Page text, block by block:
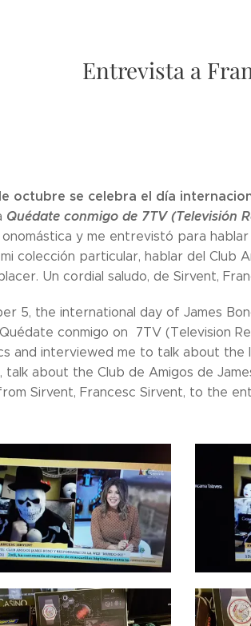
Entrevista a
octubre se celebra el día
Quédate conmigo de 7TV (Televisión
y me entrevistó para
colección particular, hablar del Club
Un cordial saludo, de Sirvent,
5, the international day of James
conmigo on 7TV (Television
and interviewed me to talk about
talk about the Club de Amigos de
Sirvent, Francesc Sirvent, to the